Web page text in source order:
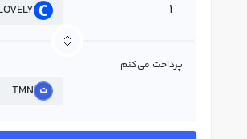
پرداخت می‌کنم
TMN